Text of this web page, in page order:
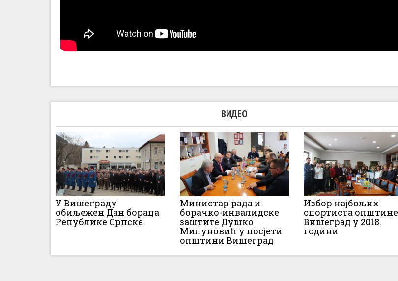
ВИДЕО
У Вишеграду
обиљежен Дан бораца
Републике Српске
Министар рада и
борачко-инвалидске
заштите Душко
Милуновић у посјети
општини Вишеград
Избор најбољих
спортиста општине
Вишеград у 2018.
години